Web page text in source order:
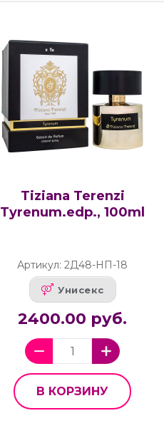
Tiziana Terenzi
Tyrenum.edp., 100ml
Артикул: 2Д48-НП-18
Унисекс
2400.00 руб.
В КОРЗИНУ